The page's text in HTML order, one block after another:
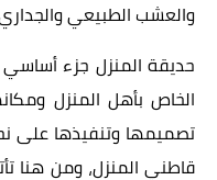
والعشب الطبيعي والجداري
حديقة المنزل جزء
الخاص بأهل المنزل
تصميمها وتنفيذها على
قاطني المنزل، ومن هنا